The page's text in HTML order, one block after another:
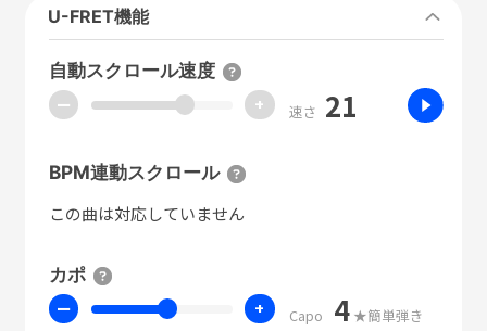
U-FRET機能
自動スクロール速度
ー + 速さ 21
BPM連動スクロール
この曲は対応していません
カポ
ー + Capo 4 ★簡単弾き